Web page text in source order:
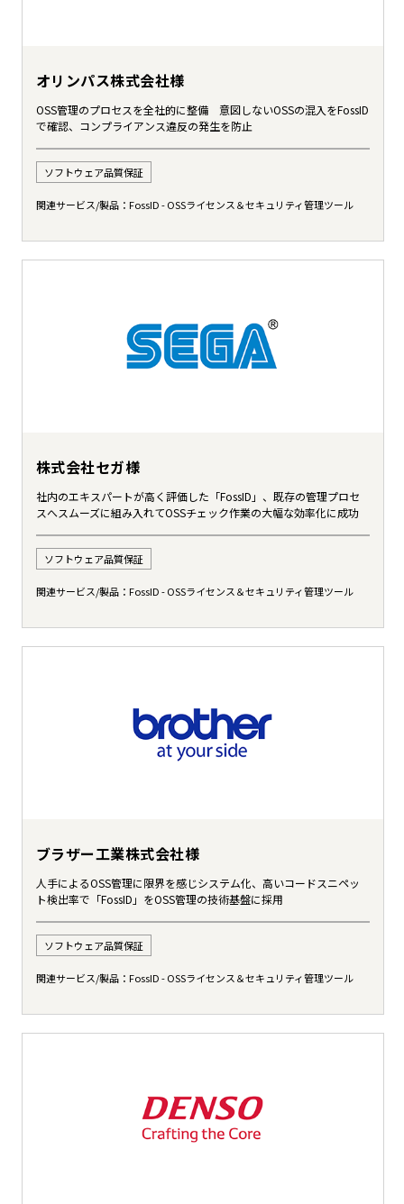
オリンパス株式会社様
OSS管理のプロセスを全社的に整備 意図しないOSSの混入をFossID
で確認、コンプライアンス違反の発生を防止
ソフトウェア品質保証
関連サービス/製品： FossID - OSSライセンス＆セキュリティ管理ツール
株式会社セガ様
社内のエキスパートが高く評価した「FossID」、既存の管理プロセ
スへスムーズに組み入れてOSSチェック作業の大幅な効率化に成功
ソフトウェア品質保証
関連サービス/製品： FossID - OSSライセンス＆セキュリティ管理ツール
ブラザー工業株式会社様
人手によるOSS管理に限界を感じシステム化、高いコードスニペッ
ト検出率で「FossID」をOSS管理の技術基盤に採用
ソフトウェア品質保証
関連サービス/製品： FossID - OSSライセンス＆セキュリティ管理ツール